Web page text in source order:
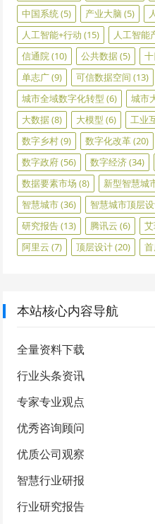
中国系统(5) 产业大脑 (5)
人工智能+行动 (15) 人工智能
信通院(10) 公共数据(5)
单志广(9) 可信数据空间 (13)
城市全域数字化转型 (6) 城市
大数据(8) 大模型 (6) 工业
数字乡村(9) 数字化改革(20)
数字政府(56) 数字经济(34)
数据要素市场 (8) 新型智慧城
智慧城市(36) 智慧城市顶层
研究报告(13) 腾讯云 (6)
阿里云 (7) 顶层设计(20)
本站核心内容导航
全量资料下载
行业头条资讯
专家专业观点
优秀咨询顾问
优质公司观察
智慧行业研报
行业研究报告